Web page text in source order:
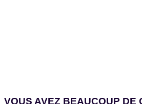
VOUS AVEZ BEAUCOUP DE